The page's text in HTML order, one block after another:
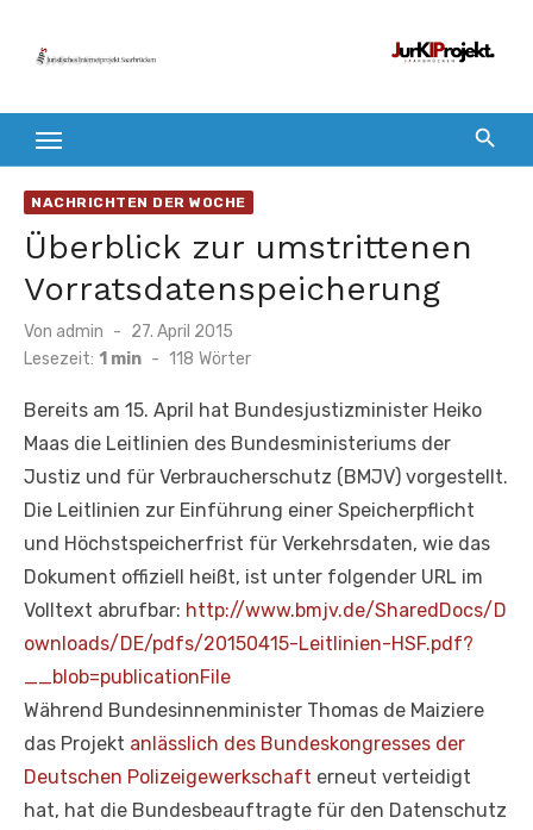
Inhalt
NACHRICHTEN DER WOCHE
Überblick zur umstrittenen
Vorratsdatenspeicherung
Von admin
Veröffentlicht
am
27. April 2015
Lesezeit: 1 min - 118 Wörter
Bereits am 15. April hat Bundesjustizminister Heiko
Maas die Leitlinien des Bundesministeriums der
Justiz und für Verbraucherschutz (BMJV) vorgestellt.
Die Leitlinien zur Einführung einer Speicherpflicht
und Höchstspeicherfrist für Verkehrsdaten, wie das
Dokument offiziell heißt, ist unter folgender URL im
Volltext abrufbar: http://www.bmjv.de/SharedDocs/D
ownloads/DE/pdfs/20150415-Leitlinien-HSF.pdf?
__blob=publicationFile
Während Bundesinnenminister Thomas de Maiziere
das Projekt anlässlich des Bundeskongresses der
Deutschen Polizeigewerkschaft erneut verteidigt
hat, hat die Bundesbeauftragte für den Datenschutz